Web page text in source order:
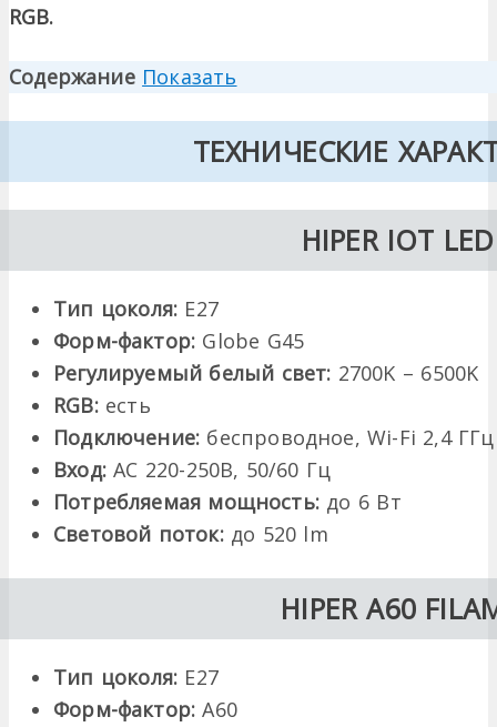
RGB.
Содержание Показать
ТЕХНИЧЕСКИЕ
HIPER IOT
Тип цоколя: Е27
Форм-фактор: Globe G45
Регулируемый белый свет: 2700K – 6500K
RGB:есть
Подключение: беспроводное, Wi-Fi 2,4 ГГц
Вход:AC 220-250В, 50/60 Гц
Потребляемая мощность: до 6 Вт
Световой поток:до 520 lm
HIPER A60
Тип цоколя: Е27
Форм-фактор: A60